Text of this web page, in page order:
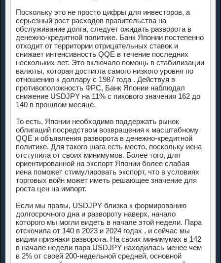
Поскольку это не просто цифры для инвесторов, а
серьезный рост расходов правительства на
обслуживание долга, следует ожидать разворота в
денежно-кредитной политике. Банк Японии постепенно
отходит от территории отрицательных ставок и
снижает интенсивность QQE в течение последних
нескольких лет. Это включало помощь в стабилизации
валюты, которая достигла самого низкого уровня по
отношению к доллару с 1987 года . Действуя в
противоположность ФРС, Банк Японии наблюдал
снижение USDJPY на 11% с пикового значения 162 до
140 в прошлом месяце.
То есть, Японии необходимо поддержать рынок
облигаций посредством возвращения к масштабному
QQE и объявления разворота в денежно-кредитной
политике. Для такого шага есть место, поскольку иена
отступила от своих минимумов. Более того, для
ориентированной на экспорт Японии более слабая
иена поможет стимулировать экспорт, что в условиях
торговых войн может иметь решающее значение для
роста цен на импорт.
Если мы правы, USDJPY близка к формированию
долгосрочного дна и развороту наверх, начало
которого мы могли видеть в начале этой недели. Пара
отскочила от 140 в 2023 и 2024 годах , и сейчас мы
видим признаки разворота. На своих минимумах в 142
в начале недели пара USDJPY находилась менее чем
в 2% от своей 200-недельной средней, основной